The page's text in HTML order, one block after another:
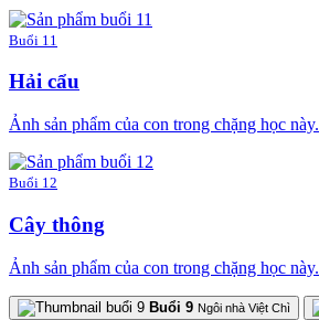
Buổi 11
Hải cẩu
Ảnh sản phẩm của con trong chặng học này.
Buổi 12
Cây thông
Ảnh sản phẩm của con trong chặng học này.
Buổi 9 Ngôi nhà Việt Chì